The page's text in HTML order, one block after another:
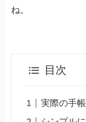
ね。
目次
実際の手